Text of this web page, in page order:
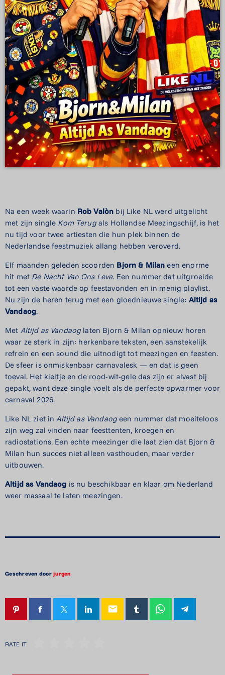
Na een week waarin Rob Valòn bij Like NL werd uitgelicht
met zijn single Kom Terugals Hollandse Meezingschijf, is het
nu tijd voor twee artiesten die hun plek binnen de
Nederlandse feestmuziek allang hebben veroverd.
Elf maanden geleden scoorden Bjorn & Milan een enorme
hit met De Nacht Van Ons Leve. Een nummer dat uitgroeide
tot een vaste waarde op feestavonden en in menig playlist.
Nu zijn de heren terug met een gloednieuwe single: Altijd as
Vandaog.
Met Altijd as Vandaog laten Bjorn & Milan opnieuw horen
waar ze sterk in zijn: herkenbare teksten, een aanstekelijk
refrein en een sound die uitnodigt tot meezingen en feesten.
De sfeer is onmiskenbaar carnavalesk — en dat is geen
toeval. Het kieltje en de rood-wit-gele das zijn er alvast bij
gepakt, want deze single voelt als de perfecte opwarmer voor
carnaval 2026.
Like NL ziet inAltijd as Vandaogeen nummer dat moeiteloos
zijn weg zal vinden naar feesttenten, kroegen en
radiostations. Een echte meezinger die laat zien dat Bjorn &
Milan hun succes niet alleen vasthouden, maar verder
uitbouwen.
Altijd as Vandaog is nu beschikbaar en klaar om Nederland
weer massaal te laten meezingen.
Geschreven doorjurgen
email
RATE IT